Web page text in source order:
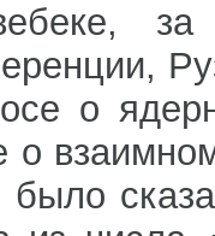
о
о